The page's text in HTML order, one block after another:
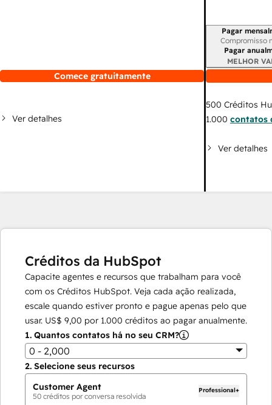
Comece gratuitamente
Ver detalhes
Período de
Pagar
Compromisso
Pagar
MELHOR
500 Créditos
1.000 contatos
Ver detalhes
Créditos da HubSpot
Capacite agentes e recursos que trabalham para você
com os Créditos HubSpot. Veja cada ação realizada,
escale quando estiver pronto e pague apenas pelo que
usar. US$ 9,00 por 1.000 créditos ao pagar anualmente.
1. Quantos contatos há no seu CRM?
0 - 2,000
2. Selecione seus recursos
Customer Agent
50 créditos por conversa resolvida
Professional+